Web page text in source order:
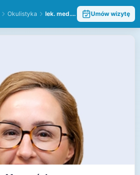
Okulistyka lek. med. Dagmara Marczyńska Umów wizytę